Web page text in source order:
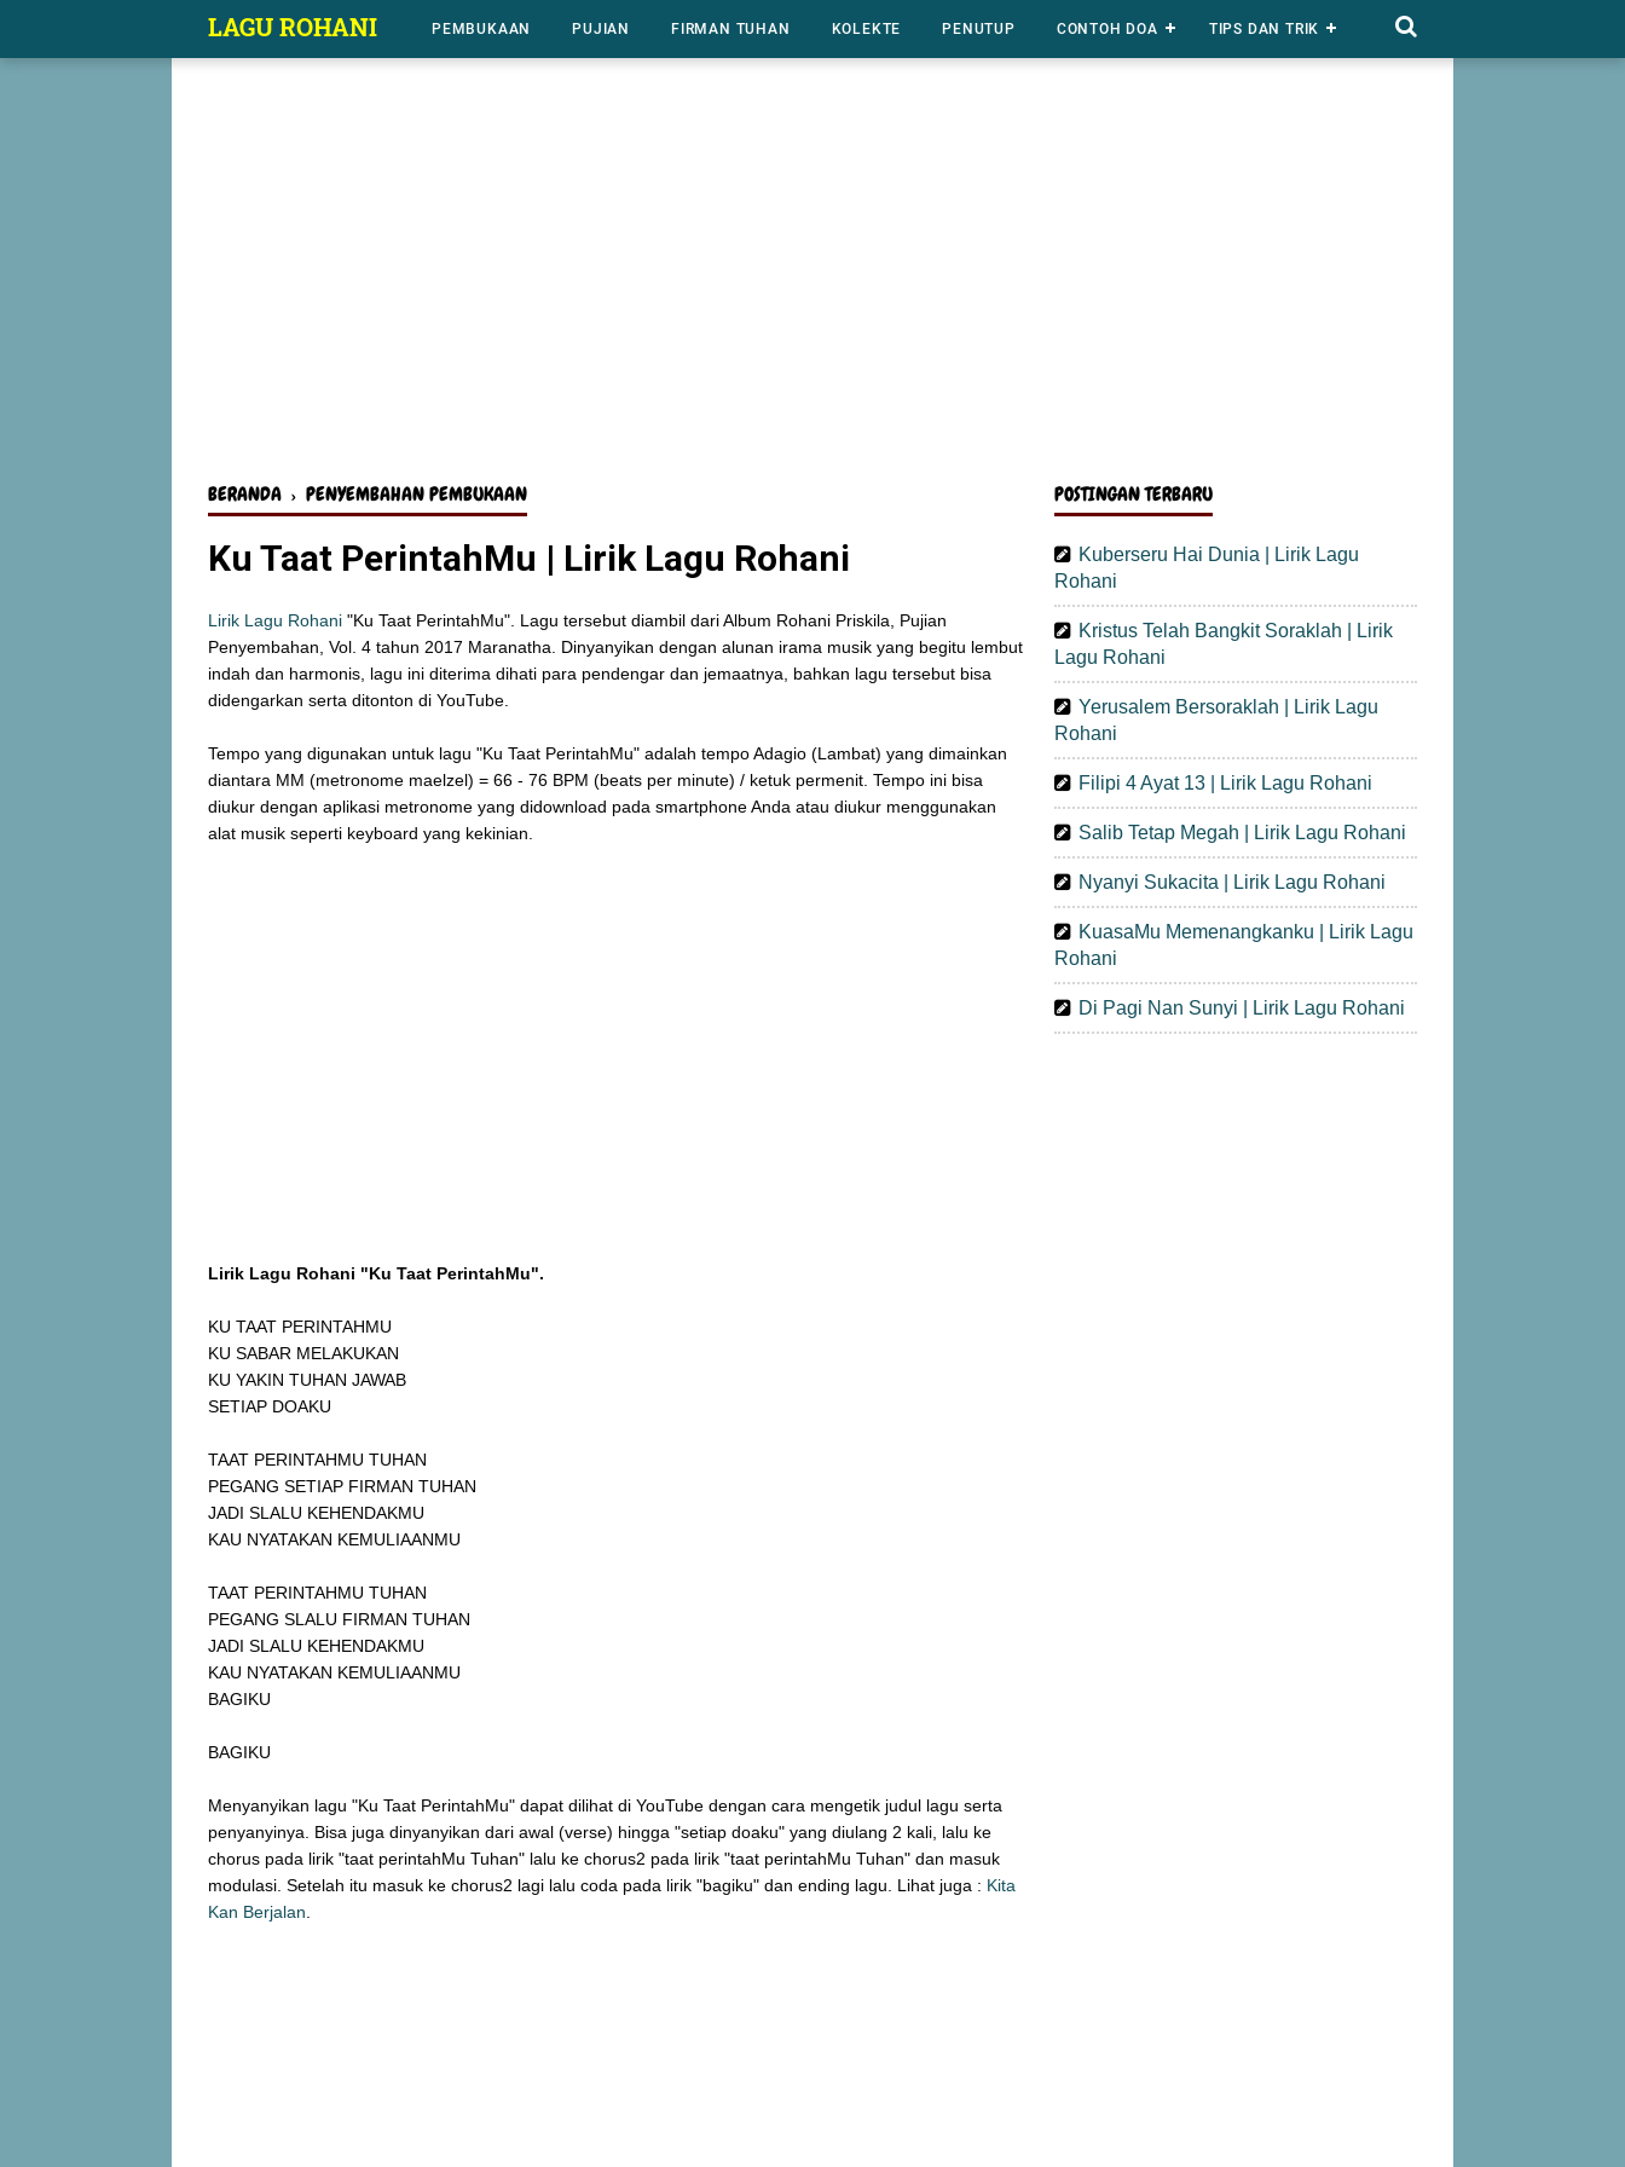
LAGU ROHANI PEMBUKAAN PUJIAN FIRMAN TUHAN KOLEKTE PENUTUP CONTOH DOA TIPS DAN TRIK
BERANDA › PENYEMBAHAN PEMBUKAAN
Ku Taat PerintahMu | Lirik Lagu Rohani
Lirik Lagu Rohani "Ku Taat PerintahMu". Lagu tersebut diambil dari Album Rohani Priskila, Pujian
Penyembahan, Vol. 4 tahun 2017 Maranatha. Dinyanyikan dengan alunan irama musik yang begitu lembut
indah dan harmonis, lagu ini diterima dihati para pendengar dan jemaatnya, bahkan lagu tersebut bisa
didengarkan serta ditonton di YouTube.
Tempo yang digunakan untuk lagu "Ku Taat PerintahMu" adalah tempo Adagio (Lambat) yang dimainkan
diantara MM (metronome maelzel) = 66 - 76 BPM (beats per minute) / ketuk permenit. Tempo ini bisa
diukur dengan aplikasi metronome yang didownload pada smartphone Anda atau diukur menggunakan
alat musik seperti keyboard yang kekinian.
Lirik Lagu Rohani "Ku Taat PerintahMu".
KU TAAT PERINTAHMU
KU SABAR MELAKUKAN
KU YAKIN TUHAN JAWAB
SETIAP DOAKU
TAAT PERINTAHMU TUHAN
PEGANG SETIAP FIRMAN TUHAN
JADI SLALU KEHENDAKMU
KAU NYATAKAN KEMULIAANMU
TAAT PERINTAHMU TUHAN
PEGANG SLALU FIRMAN TUHAN
JADI SLALU KEHENDAKMU
KAU NYATAKAN KEMULIAANMU
BAGIKU
BAGIKU
Menyanyikan lagu "Ku Taat PerintahMu" dapat dilihat di YouTube dengan cara mengetik judul lagu serta
penyanyinya. Bisa juga dinyanyikan dari awal (verse) hingga "setiap doaku" yang diulang 2 kali, lalu ke
chorus pada lirik "taat perintahMu Tuhan" lalu ke chorus2 pada lirik "taat perintahMu Tuhan" dan masuk
modulasi. Setelah itu masuk ke chorus2 lagi lalu coda pada lirik "bagiku" dan ending lagu. Lihat juga : Kita
Kan Berjalan
POSTINGAN TERBARU
Kuberseru Hai Dunia | Lirik Lagu
Rohani
Kristus Telah Bangkit Soraklah | Lirik
Lagu Rohani
Yerusalem Bersoraklah | Lirik Lagu
Rohani
Filipi 4 Ayat 13 | Lirik Lagu Rohani
Salib Tetap Megah | Lirik Lagu Rohani
Nyanyi Sukacita | Lirik Lagu Rohani
KuasaMu Memenangkanku | Lirik Lagu
Rohani
Di Pagi Nan Sunyi | Lirik Lagu Rohani